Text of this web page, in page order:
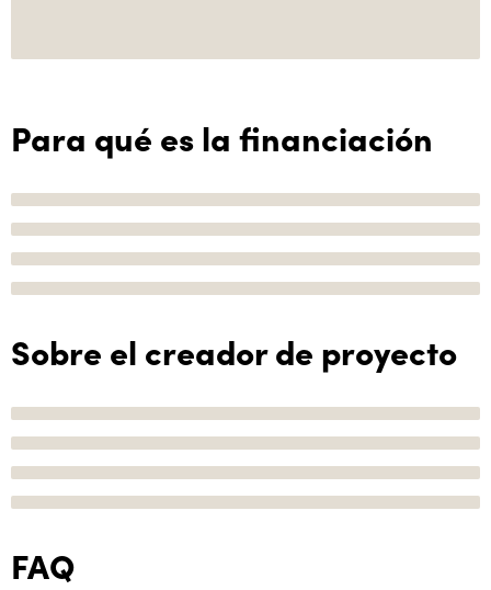
Para qué es la financiación
Sobre el creador de proyecto
FAQ